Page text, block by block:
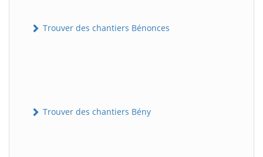
Trouver des chantiers Bénonces
Trouver des chantiers Bény